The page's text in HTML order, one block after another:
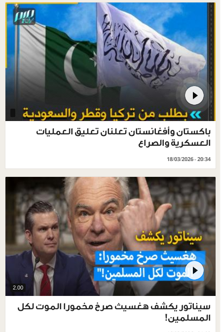
باكستان وأفغانستان تعلنان تعليق العمليات
العسكرية والصراع
18/03/2026 - 20:34
2.00
سيناتور يكشف هغسيث صرخ مخمورا الموت لكل
المسلمين!